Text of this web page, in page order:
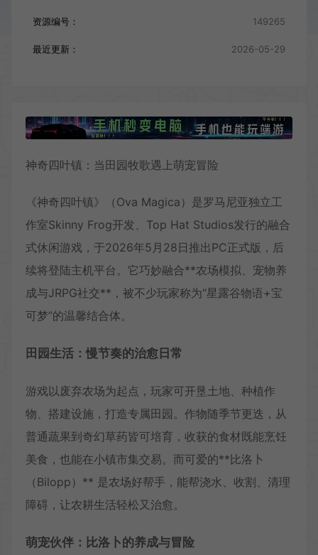
资源编号： 149265
最近更新： 2026-05-29
神奇四叶镇：当田园牧歌遇上萌宠冒险
《神奇四叶镇》（Ova Magica）是罗马尼亚独立工
作室Skinny Frog开发、Top Hat Studios发行的融合
式休闲游戏，于2026年5月28日推出PC正式版，后
续将登陆主机平台。它巧妙融合**农场模拟、宠物养
成与JRPG社交**，被不少玩家称为“星露谷物语+宝
可梦”的温馨结合体。
田园生活：慢节奏的治愈日常
游戏以废弃农场为起点，玩家可开垦土地、种植作
物、搭建设施，打造专属田园。作物随季节更迭，从
普通蔬果到奇幻草药皆可培育，收获的食材既能烹饪
美食，也能在小镇市集交易。而可爱的**比洛卜
（Bilopp）** 是农场好帮手，能帮浇水、收割、清理
障碍，让农耕生活轻松又治愈。
萌宠伙伴：比洛卜的养成与冒险